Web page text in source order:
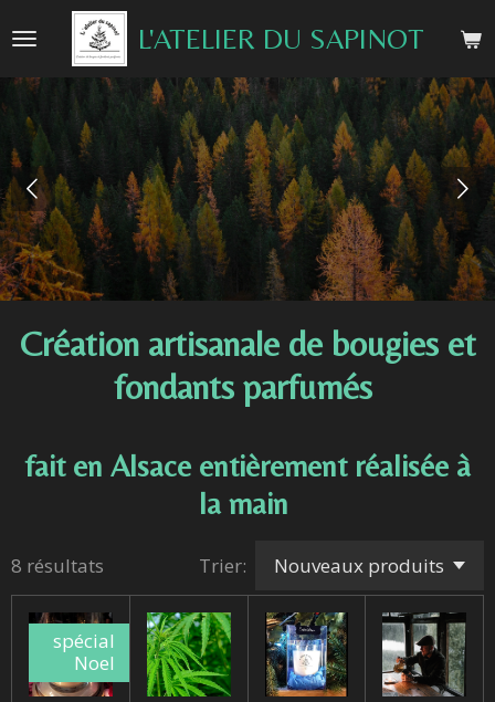
au
contenu
principal
L'ATELIER DU SAPINOT
Création artisanale de bougies et
fondants parfumés
fait en Alsace entièrement réalisée à
la main
8 résultats Trier:
spécial
Noel